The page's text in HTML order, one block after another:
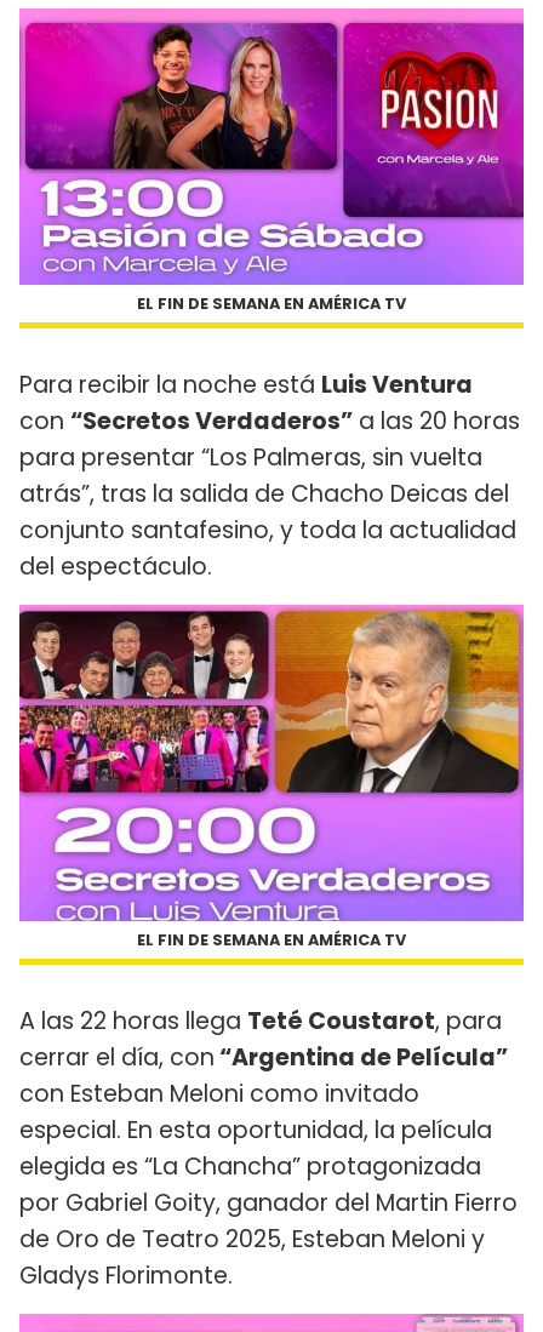
EL FIN DE SEMANA EN AMÉRICA TV
Para recibir la noche está Luis Ventura
con “Secretos Verdaderos” a las 20 horas
para presentar “Los Palmeras, sin vuelta
atrás”, tras la salida de Chacho Deicas del
conjunto santafesino, y toda la actualidad
del espectáculo.
EL FIN DE SEMANA EN AMÉRICA TV
A las 22 horas llega Teté Coustarot, para
cerrar el día, con “Argentina de Película”
con Esteban Meloni como invitado
especial. En esta oportunidad, la película
elegida es “La Chancha” protagonizada
por Gabriel Goity, ganador del Martin Fierro
de Oro de Teatro 2025, Esteban Meloni y
Gladys Florimonte.